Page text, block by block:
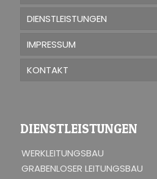
DIENSTLEISTUNGEN
IMPRESSUM
KONTAKT
DIENSTLEISTUNGEN
WERKLEITUNGSBAU
GRABENLOSER LEITUNGSBAU